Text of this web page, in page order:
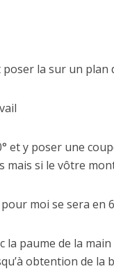
la sur un plan
et y poser une
si le vôtre
moi se sera en 6
la paume de la
obtention de la